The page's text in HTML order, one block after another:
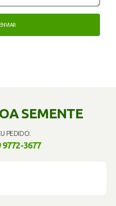
SEMENTE
PEDIDO:
9772-3677